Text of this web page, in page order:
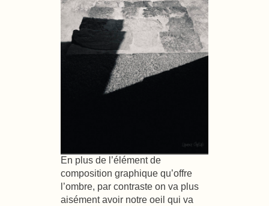
En plus de l’élément de
composition graphique qu’offre
l’ombre, par contraste on va plus
aisément avoir notre oeil qui va